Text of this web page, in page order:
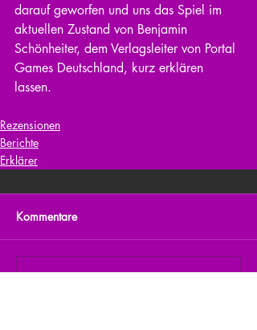
darauf geworfen und uns das Spiel im
aktuellen Zustand von Benjamin
Schönheiter, dem Verlagsleiter von Portal
Games Deutschland, kurz erklären
lassen.
Rezensionen
Berichte
Erklärer
Kommentare